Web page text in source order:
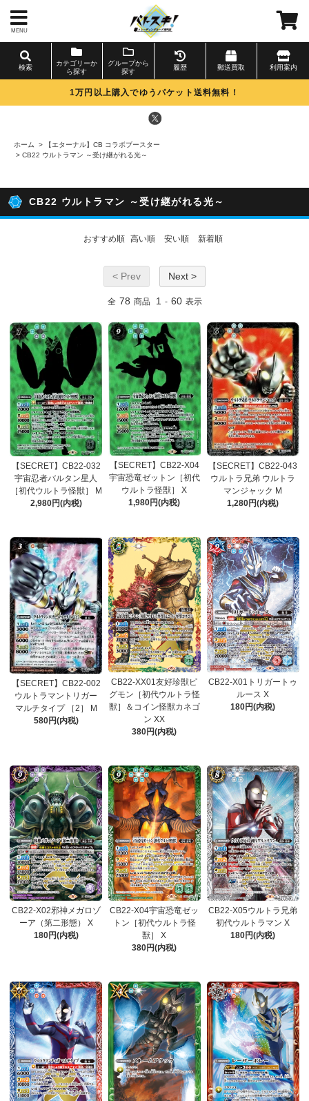
MENU
検索
カテゴリーか
ら探す
グループから
探す
履歴 郵送買取 利用案内
1万円以上購入でゆうパケット送料無料！
ホーム >
【エターナル】CB コラボブースター
> CB22 ウルトラマン ～受け継がれる光～
CB22 ウルトラマン ～受け継がれる光～
おすすめ順 高い順 安い順 新着順
< Prev Next >
全 78 商品 1 - 60 表示
【SECRET】CB22-032
宇宙忍者バルタン星人
［初代ウルトラ怪獣］ M
2,980円(内税)
【SECRET】CB22-X04
宇宙恐竜ゼットン［初代
ウルトラ怪獣］ X
1,980円(内税)
【SECRET】CB22-043
ウルトラ兄弟 ウルトラ
マンジャック M
1,280円(内税)
【SECRET】CB22-002
ウルトラマントリガー
マルチタイプ ［2］ M
580円(内税)
CB22-XX01友好珍獣ピ
グモン［初代ウルトラ怪
獣］＆コイン怪獣カネゴ
ン XX
380円(内税)
CB22-X01トリガートゥ
ルース X
180円(内税)
CB22-X02邪神メガロゾ
ーア（第二形態） X
180円(内税)
CB22-X04宇宙恐竜ゼッ
トン［初代ウルトラ怪
獣］ X
380円(内税)
CB22-X05ウルトラ兄弟
初代ウルトラマン X
180円(内税)